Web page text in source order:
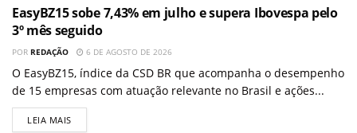
EasyBZ15 sobe 7,43% em julho e supera Ibovespa pelo
3º mês seguido
POR REDAÇÃO 6 DE AGOSTO DE 2026
O EasyBZ15, índice da CSD BR que acompanha o desempenho
de 15 empresas com atuação relevante no Brasil e ações...
LEIA MAIS